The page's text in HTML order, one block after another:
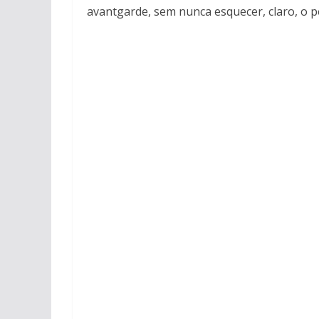
avantgarde, sem nunca esquecer, claro, o